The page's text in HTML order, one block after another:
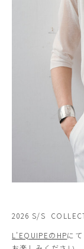
2026 S/S
L’EQUIPEのHPに